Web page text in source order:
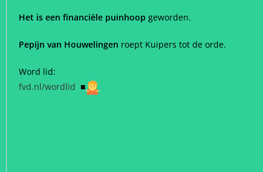
Het is een financiële puinhoop geworden.
Pepijn van Houwelingen roept Kuipers tot de orde.
Word lid:
fvd.nl/wordlid ■